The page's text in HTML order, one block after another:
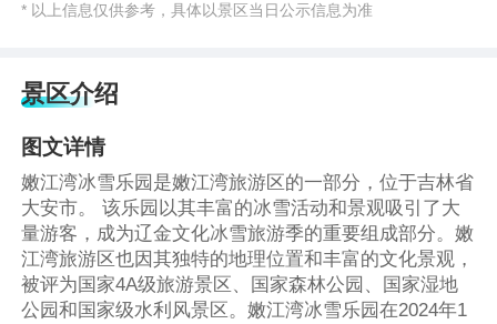
* 以上信息仅供参考，具体以景区当日公示信息为准
景区介绍
图文详情
‌嫩江湾冰雪乐园是嫩江湾旅游区的一部分，位于吉林省
大安市。‌ 该乐园以其丰富的冰雪活动和景观吸引了大
量游客，成为辽金文化冰雪旅游季的重要组成部分。嫩
江湾旅游区也因其独特的地理位置和丰富的文化景观，
被评为国家4A级旅游景区、国家森林公园、国家湿地
公园和国家级水利风景区‌。嫩江湾冰雪乐园在2024年1